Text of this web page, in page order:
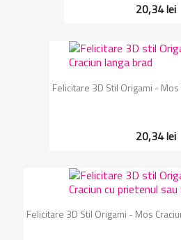
20,34 lei
Felicitare 3D Stil Origami -
20,34 lei
Felicitare 3D Stil Origami - Mos